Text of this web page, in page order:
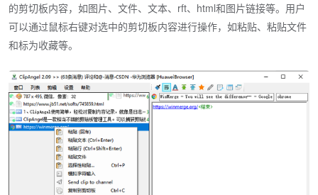
的剪切板内容，如图片、文件、文本、rft、html和图片链接等。用户
可以通过鼠标右键对选中的剪切板内容进行操作，如粘贴、粘贴文件
和标为收藏等。